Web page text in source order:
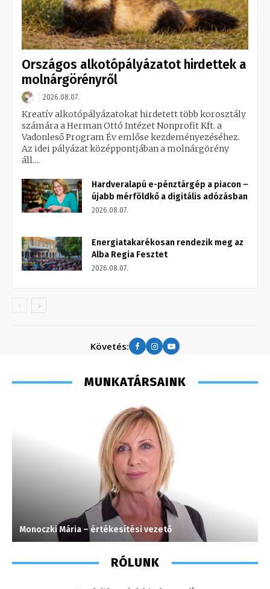
Országos alkotópályázatot hirdettek a
molnárgörényről
2026.08.07.
Kreatív alkotópályázatokat hirdetett több korosztály
számára a Herman Ottó Intézet Nonprofit Kft. a
Vadonleső Program Év emlőse kezdeményezéséhez.
Az idei pályázat középpontjában a molnárgörény
áll....
Hardveralapú e-pénztárgép a piacon –
újabb mérföldkő a digitális adózásban
2026.08.07.
Energiatakarékosan rendezik meg az
Alba Regia Fesztet
2026.08.07.
Követés:
MUNKATÁRSAINK
Monoczki Mária – értékesítési vezető
RÓLUNK